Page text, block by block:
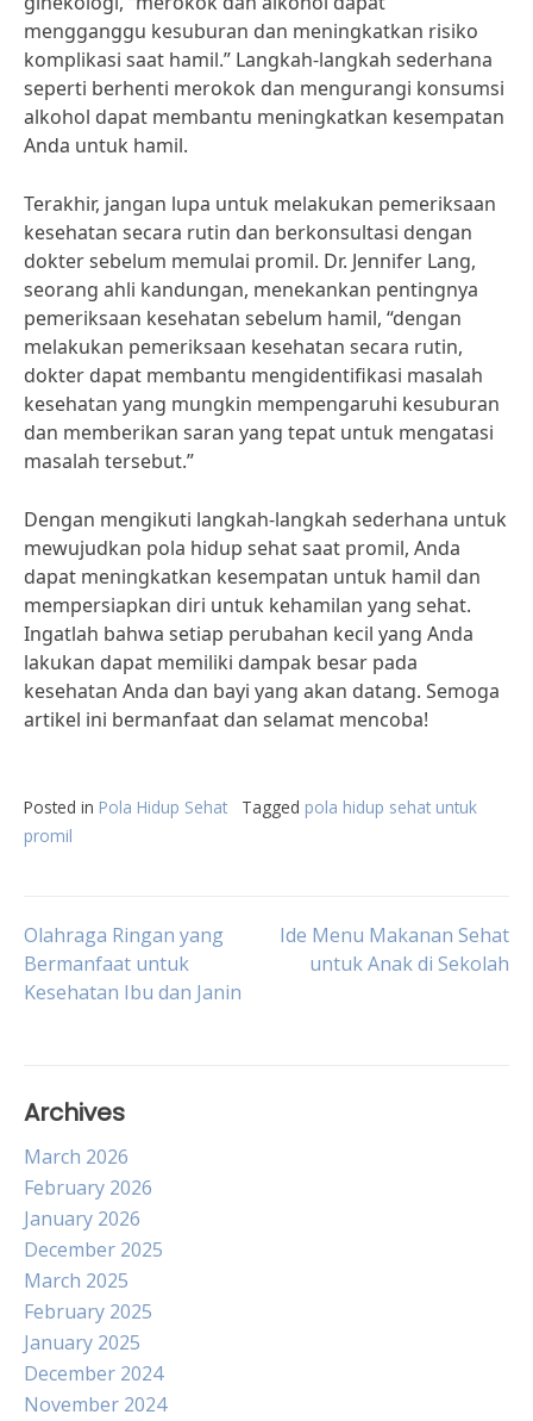
mengganggu kesuburan dan meningkatkan risiko
komplikasi saat hamil.” Langkah-langkah sederhana
seperti berhenti merokok dan mengurangi konsumsi
alkohol dapat membantu meningkatkan kesempatan
Anda untuk hamil.
Terakhir, jangan lupa untuk melakukan pemeriksaan
kesehatan secara rutin dan berkonsultasi dengan
dokter sebelum memulai promil. Dr. Jennifer Lang,
seorang ahli kandungan, menekankan pentingnya
pemeriksaan kesehatan sebelum hamil, “dengan
melakukan pemeriksaan kesehatan secara rutin,
dokter dapat membantu mengidentifikasi masalah
kesehatan yang mungkin mempengaruhi kesuburan
dan memberikan saran yang tepat untuk mengatasi
masalah tersebut.”
Dengan mengikuti langkah-langkah sederhana untuk
mewujudkan pola hidup sehat saat promil, Anda
dapat meningkatkan kesempatan untuk hamil dan
mempersiapkan diri untuk kehamilan yang sehat.
Ingatlah bahwa setiap perubahan kecil yang Anda
lakukan dapat memiliki dampak besar pada
kesehatan Anda dan bayi yang akan datang. Semoga
artikel ini bermanfaat dan selamat mencoba!
Posted in Pola Hidup Sehat Tagged pola hidup sehat untuk
promil
Post
navigation
Olahraga Ringan yang
Bermanfaat untuk
Kesehatan Ibu dan Janin
Ide Menu Makanan Sehat
untuk Anak di Sekolah
Archives
March 2026
February 2026
January 2026
December 2025
March 2025
February 2025
January 2025
December 2024
November 2024